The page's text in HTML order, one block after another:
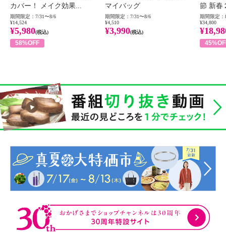
カバー！ メイク効果...
期間限定：7/31〜8/6
¥14,524
¥5,980(税込)
58%OFF
マイバッグ
期間限定：7/31〜8/6
¥4,510
¥3,990(税込)
節 新春
期間限定：
¥34,800